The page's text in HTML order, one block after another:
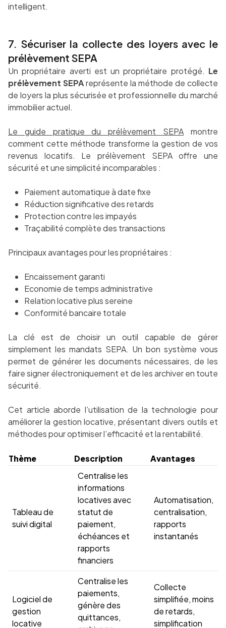
intelligent.
7. Sécuriser la collecte des loyers avec le
prélèvement SEPA
Un propriétaire averti est un propriétaire protégé. Le
prélèvement SEPAreprésente la méthode de collecte
de loyers la plus sécurisée et professionnelle du marché
immobilier actuel.
Le guide pratique du prélèvement SEPA montre
comment cette méthode transforme la gestion de vos
revenus locatifs. Le prélèvement SEPA offre une
sécurité et une simplicité incomparables :
Paiement automatique à date fixe
Réduction significative des retards
Protection contre les impayés
Traçabilité complète des transactions
Principaux avantages pour les propriétaires :
Encaissement garanti
Economie de temps administrative
Relation locative plus sereine
Conformité bancaire totale
La clé est de choisir un outil capable de gérer
simplement les mandats SEPA. Un bon système vous
permet de générer les documents nécessaires, de les
faire signer électroniquement et de les archiver en toute
sécurité.
Cet article aborde l’utilisation de la technologie pour
améliorer la gestion locative, présentant divers outils et
méthodes pour optimiser l’efficacité et la rentabilité.
Thème Description Avantages
Tableau de
suivi digital
Centralise les
informations
locatives avec
statut de
paiement,
échéances et
rapports
financiers
Automatisation,
centralisation,
rapports
instantanés
Logiciel de
gestion
locative
Centralise les
paiements,
génère des
quittances,
Collecte
simplifiée, moins
de retards,
simplification